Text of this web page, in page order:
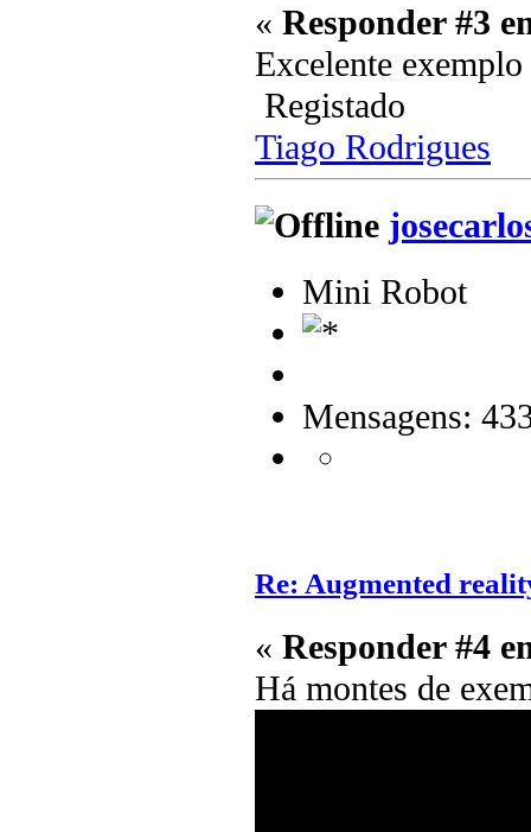
« Responder #3
Excelente
Registado
Tiago Rodrigues
Mini Robot
Mensagens:
Re: Augmented
« Responder #4
Há montes de